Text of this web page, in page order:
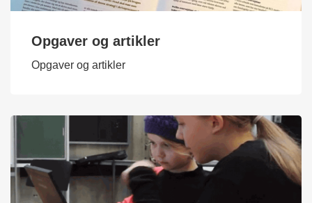
Opgaver og artikler
Opgaver og artikler